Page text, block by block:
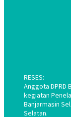
RESES:
Anggota DPRD
kegiatan
Banjarmasin
Selatan.